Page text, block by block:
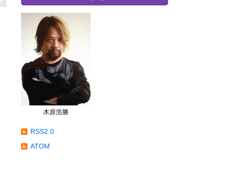
木原浩勝
RSS2.0
ATOM